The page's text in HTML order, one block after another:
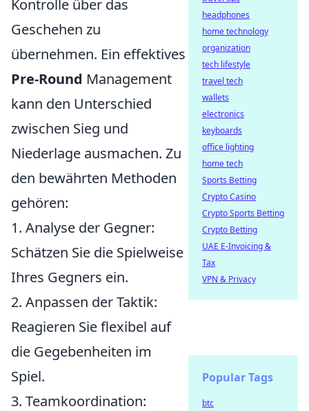
Kontrolle über das
Geschehen zu
übernehmen. Ein effektives
Pre-Round Management
kann den Unterschied
zwischen Sieg und
Niederlage ausmachen. Zu
den bewährten Methoden
gehören:
1. Analyse der Gegner:
Schätzen Sie die Spielweise
Ihres Gegners ein.
2. Anpassen der Taktik:
Reagieren Sie flexibel auf
die Gegebenheiten im
Spiel.
3. Teamkoordination:
headphones
home technology
organization
tech lifestyle
travel tech
wallets
electronics
keyboards
office lighting
home tech
Sports Betting
Crypto Casino
Crypto Sports Betting
Crypto Betting
UAE E-Invoicing &
Tax
VPN & Privacy
Popular Tags
btc